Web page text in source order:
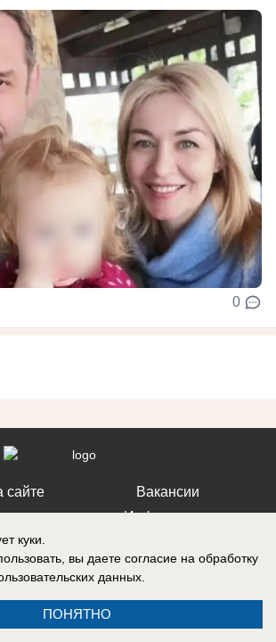
0
сайте
Вакансии
Информация
номер: Эл № ФС 77-76040, выдано Федеральной
куки.
вы даете согласие на обработку
данных.
ПОНЯТНО